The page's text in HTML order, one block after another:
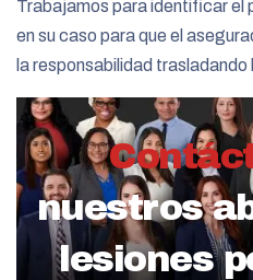
Trabajamos para identificar el
en su caso para que el
la responsabilidad
nuestros
lesiones